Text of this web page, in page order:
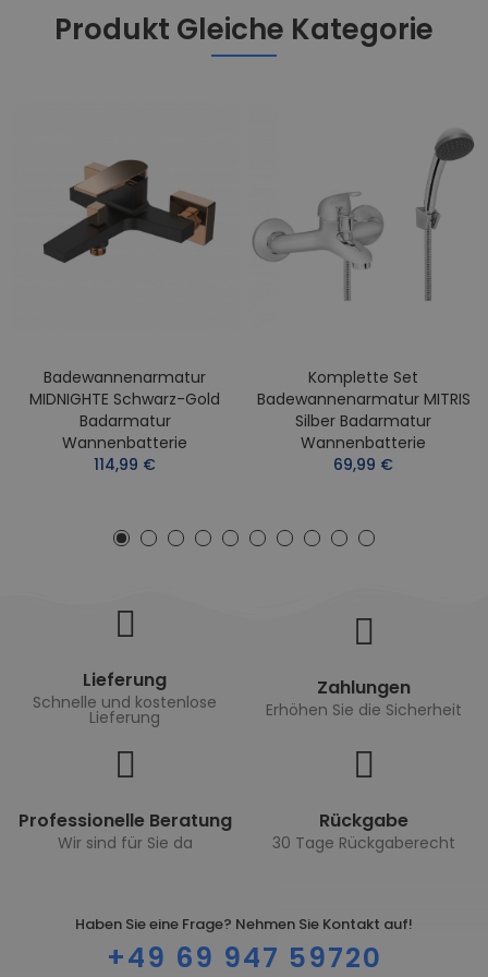
Produkt Gleiche Kategorie
Badewannenarmatur
MIDNIGHTE Schwarz-Gold
Badarmatur
Wannenbatterie
114,99 €
Komplette Set
Badewannenarmatur MITRIS
Silber Badarmatur
Wannenbatterie
69,99 €
Lieferung
Schnelle und kostenlose
Lieferung
Zahlungen
Erhöhen Sie die Sicherheit
Professionelle Beratung
Wir sind für Sie da
Rückgabe
30 Tage Rückgaberecht
Haben Sie eine Frage? Nehmen Sie Kontakt auf!
+49 69 947 59720